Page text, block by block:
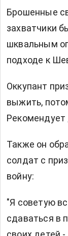
Брошенные
захватчики
шквальным
подходе к
Оккупант
выжить,
Также он
солдат с
войну:
"Я советую
сдаваться в